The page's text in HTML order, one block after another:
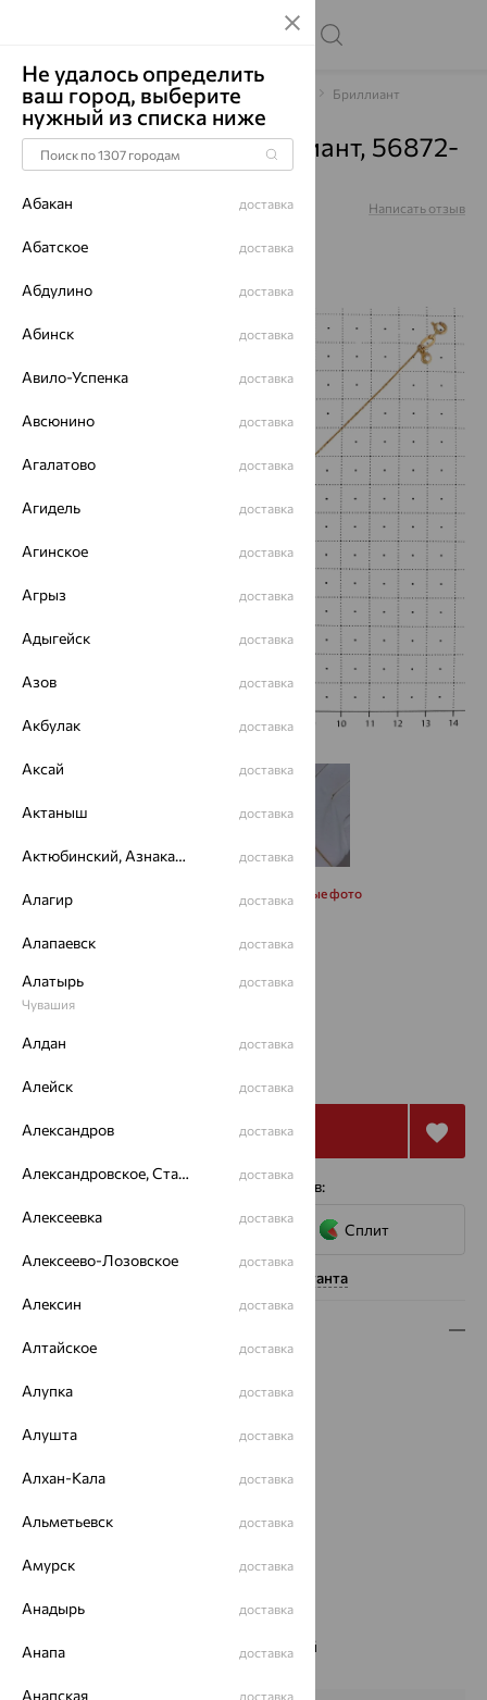
Главная Каталог Браслеты декоративные Бриллиант
Браслет, золото, бриллиант, 56872-
100
Артикул: Написать отзыв
Запросить дополнительные фото
Размеры:
17
36 637
Купить
4 платежа по 9 159 с помощью сервисов:
Сплит
Нужна помощь консультанта
Вес:1.33
Цвет металла:
Проба: 585
Вставка:Бриллиант
Цвет вставки:
Новинка:
Наименование цвета вставки:
Бесцветный
Не удалось определить
ваш город, выберите
нужный из списка ниже
Абакан доставка
Абатское доставка
Абдулино доставка
Абинск доставка
Авило-Успенка доставка
Авсюнино доставка
Агалатово доставка
Агидель доставка
Агинское доставка
Агрыз доставка
Адыгейск доставка
Азов доставка
Акбулак доставка
Аксай доставка
Актаныш доставка
Актюбинский, Азнакаевский район доставка
Алагир доставка
Алапаевск доставка
Алатырь
Чувашия
доставка
Алдан доставка
Алейск доставка
Александров доставка
Александровское, Ставропольский край доставка
Алексеевка доставка
Алексеево-Лозовское доставка
Алексин доставка
Алтайское доставка
Алупка доставка
Алушта доставка
Алхан-Кала доставка
Альметьевск доставка
Амурск доставка
Анадырь доставка
Анапа доставка
Анапская доставка